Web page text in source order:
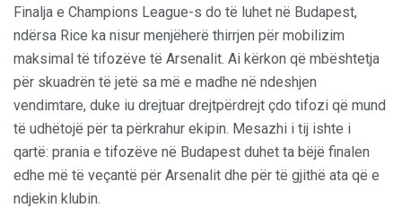
Finalja e Champions League-s do të luhet në Budapest,
ndërsa Rice ka nisur menjëherë thirrjen për mobilizim
maksimal të tifozëve të Arsenalit. Ai kërkon që mbështetja
për skuadrën të jetë sa më e madhe në ndeshjen
vendimtare, duke iu drejtuar drejtpërdrejt çdo tifozi që mund
të udhëtojë për ta përkrahur ekipin. Mesazhi i tij ishte i
qartë: prania e tifozëve në Budapest duhet ta bëjë finalen
edhe më të veçantë për Arsenalit dhe për të gjithë ata që e
ndjekin klubin.